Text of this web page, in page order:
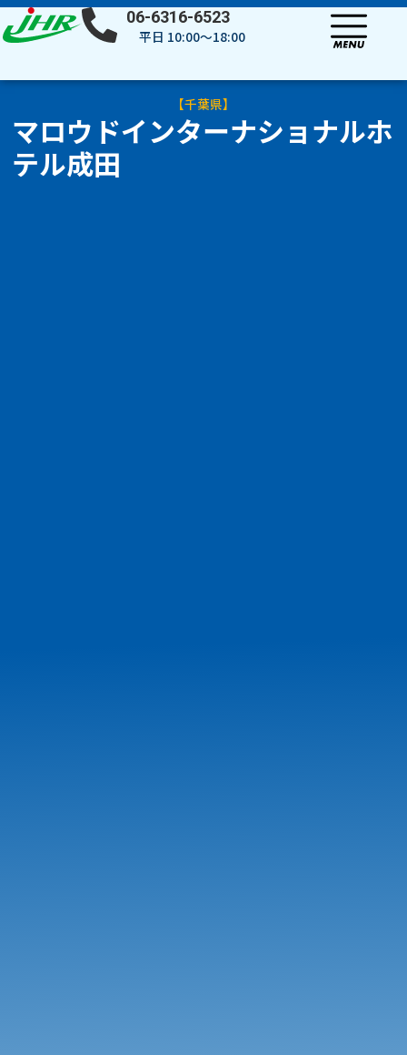
内
容
06-6316-6523
平日 10:00～18:00
【千葉県】
マロウドインターナショナルホ
テル成田